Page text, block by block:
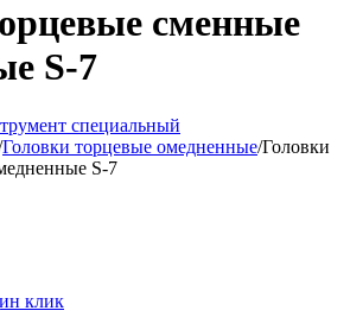
сменные
S-7
специальный
Головки торцевые омедненные/Головки
S-7
клик